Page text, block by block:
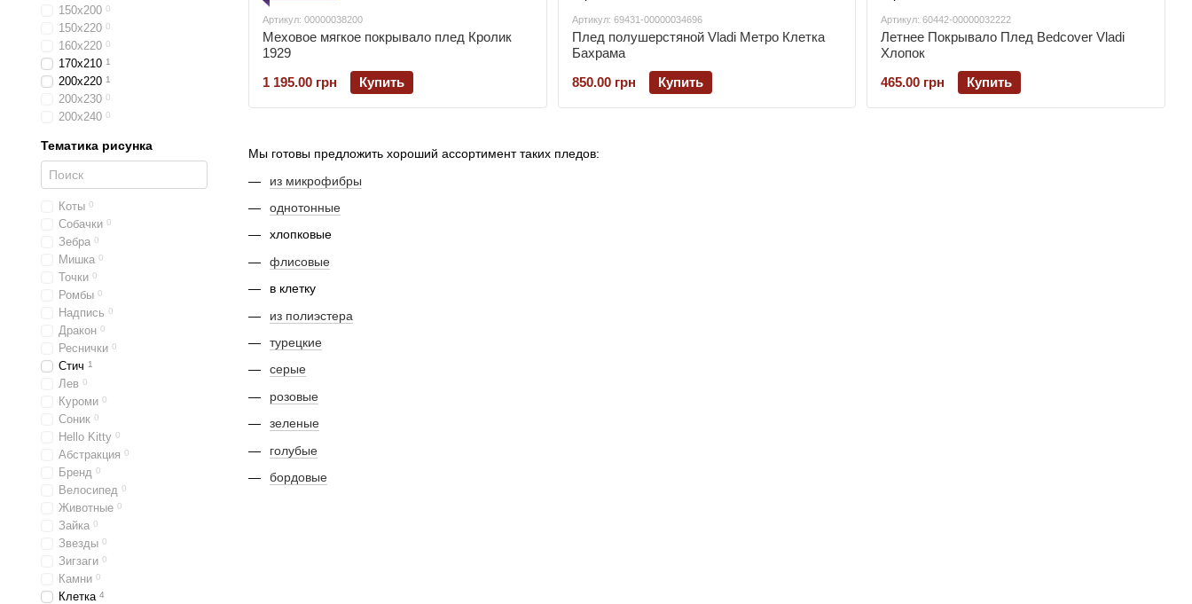
Мы готовы предложить хороший ассортимент таких пледов:
из микрофибры
однотонные
хлопковые
флисовые
в клетку
из полиэстера
турецкие
серые
розовые
зеленые
голубые
бордовые
Артикул: 00000038200
Меховое мягкое покрывало плед Кролик
1929
1 195.00 грн
Купить
Артикул: 69431-00000034696
Плед полушерстяной Vladi Метро Клетка
Бахрама
850.00 грн
Купить
Артикул: 60442-00000032222
Летнее Покрывало Плед Bedcover Vladi
Хлопок
465.00 грн
Купить
150х200 0
150х220 0
160х220 0
170х210 1
200х220 1
200х230 0
200х240 0
Тематика рисунка
Коты 0
Собачки 0
Зебра 0
Мишка 0
Точки 0
Ромбы 0
Надпись 0
Дракон 0
Реснички 0
Стич 1
Лев 0
Куроми 0
Соник 0
Hello Kitty 0
Абстракция 0
Бренд 0
Велосипед 0
Животные 0
Зайка 0
Звезды 0
Зигзаги 0
Камни 0
Клетка 4